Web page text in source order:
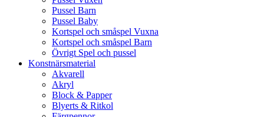
Pussel Barn
Pussel Baby
Kortspel och småspel Vuxna
Kortspel och småspel Barn
Övrigt Spel och pussel
Konstnärsmaterial
Akvarell
Akryl
Block & Papper
Blyerts & Ritkol